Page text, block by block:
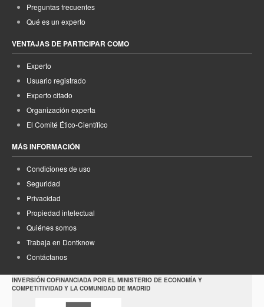
Preguntas frecuentes
Qué es un experto
VENTAJAS DE PARTICIPAR COMO
Experto
Usuario registrado
Experto citado
Organización experta
El Comité Ético-Científico
MÁS INFORMACIÓN
Condiciones de uso
Seguridad
Privacidad
Propiedad intelectual
Quiénes somos
Trabaja en Dontknow
Contáctanos
INVERSIÓN COFINANCIADA POR EL MINISTERIO DE ECONOMÍA Y
COMPETITIVIDAD Y LA COMUNIDAD DE MADRID